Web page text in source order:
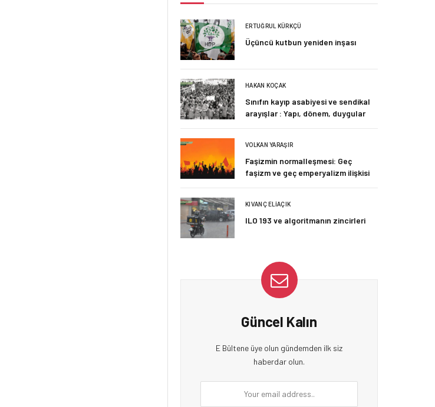
ERTUĞRUL KÜRKÇÜ
Üçüncü kutbun yeniden inşası
HAKAN KOÇAK
Sınıfın kayıp asabiyesi ve sendikal
arayışlar : Yapı, dönem, duygular
VOLKAN YARAŞIR
Faşizmin normalleşmesi: Geç
faşizm ve geç emperyalizm ilişkisi
KIVANÇ ELIAÇIK
ILO 193 ve algoritmanın zincirleri
Güncel Kalın
E Bültene üye olun gündemden ilk siz
haberdar olun.